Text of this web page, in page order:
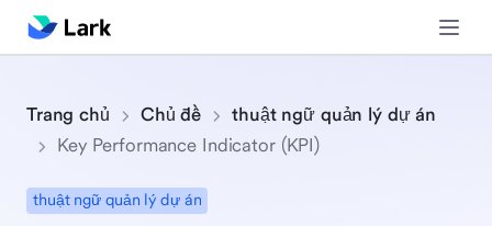
Trang chủ Chủ đề
thuật ngữ quản lý dự án
Key Performance Indicator (KPI)
thuật ngữ quản lý dự án